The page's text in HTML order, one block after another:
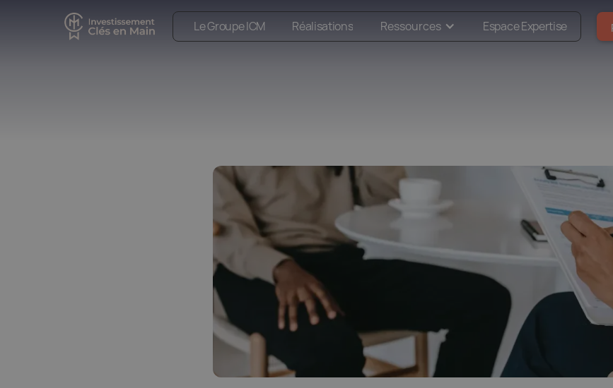
Le Groupe ICM Réalisations Ressources Espace Expertise